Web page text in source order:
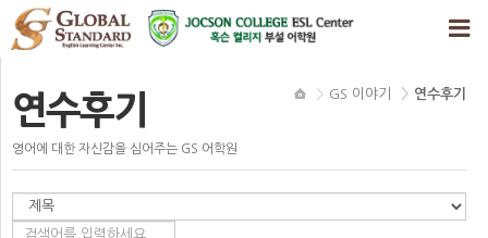
GS 이야기 연수후기
연수후기
영어에 대한 자신감을 심어주는 GS 어학원